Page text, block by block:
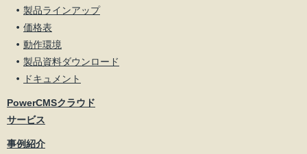
製品ラインアップ
価格表
動作環境
製品資料ダウンロード
ドキュメント
PowerCMSクラウド
サービス
事例紹介